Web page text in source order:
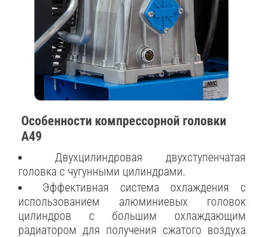
Особенности компрессорной головки
A49
Двухцилиндровая двухступенчатая
головка с чугунными цилиндрами.
Эффективная система охлаждения с
использованием алюминиевых головок
цилиндров с большим охлаждающим
радиатором для получения сжатого воздуха